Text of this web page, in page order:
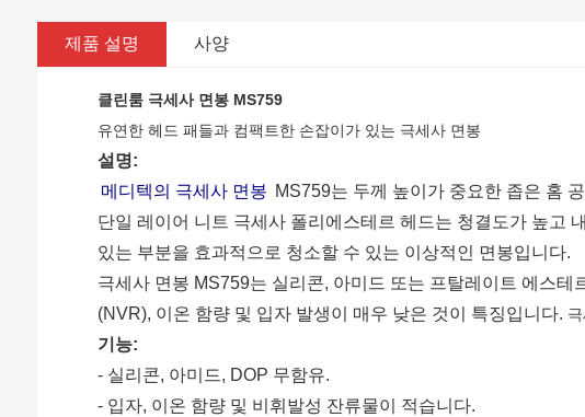
제품 설명 사양
클린룸 극세사 면봉 MS759
유연한 헤드 패들과 컴팩트한 손잡이가 있는 극세사 면봉
설명:
메디텍의 극세사 면봉 MS759는 두께 높이가 중요한 좁은 홈
단일 레이어 니트 극세사 폴리에스테르 헤드는 청결도가 높고
있는 부분을 효과적으로 청소할 수 있는 이상적인 면봉입니다.
극세사 면봉 MS759는 실리콘, 아미드 또는 프탈레이트 에스
(NVR), 이온 함량 및 입자 발생이 매우 낮은 것이 특징입니다.
기능:
- 실리콘, 아미드, DOP 무함유.
- 입자, 이온 함량 및 비휘발성 잔류물이 적습니다.